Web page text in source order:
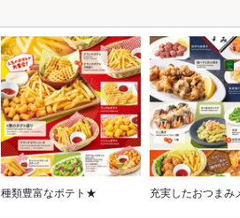
種類豊富なポテト★ 充実したおつまみ